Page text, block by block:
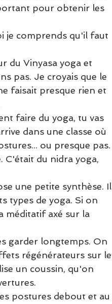
pour obtenir les
je comprends qu'il faut
du Vinyasa yoga et
pas. Je croyais que le
faisait presque rien et
faire du yoga, tu vas
dans une classe où
ou presque pas.
C'était du nidra yoga,
une petite synthèse. Il
types de yoga. Si on
méditatif axé sur la
garder longtemps. On
régénérateurs sur le
un coussin, qu'on
postures debout et au